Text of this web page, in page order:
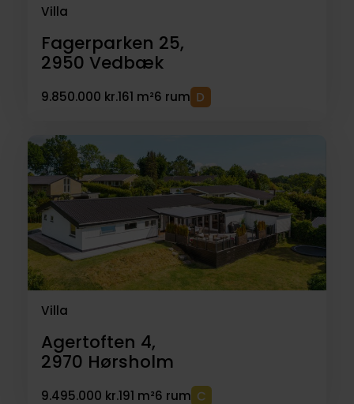
Villa
Fagerparken 25,
2950 Vedbæk
9.850.000 kr.161 m²6 rum
Villa
Agertoften 4,
2970 Hørsholm
9.495.000 kr.191 m²6 rum